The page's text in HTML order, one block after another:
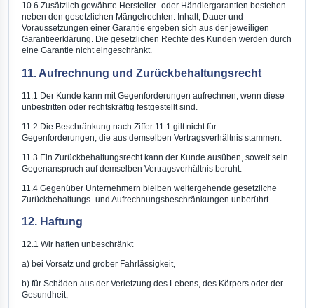
10.6 Zusätzlich gewährte Hersteller- oder Händlergarantien bestehen
neben den gesetzlichen Mängelrechten. Inhalt, Dauer und
Voraussetzungen einer Garantie ergeben sich aus der jeweiligen
Garantieerklärung. Die gesetzlichen Rechte des Kunden werden durch
eine Garantie nicht eingeschränkt.
11. Aufrechnung und Zurückbehaltungsrecht
11.1 Der Kunde kann mit Gegenforderungen aufrechnen, wenn diese
unbestritten oder rechtskräftig festgestellt sind.
11.2 Die Beschränkung nach Ziffer 11.1 gilt nicht für
Gegenforderungen, die aus demselben Vertragsverhältnis stammen.
11.3 Ein Zurückbehaltungsrecht kann der Kunde ausüben, soweit sein
Gegenanspruch auf demselben Vertragsverhältnis beruht.
11.4 Gegenüber Unternehmern bleiben weitergehende gesetzliche
Zurückbehaltungs- und Aufrechnungsbeschränkungen unberührt.
12. Haftung
12.1 Wir haften unbeschränkt
a) bei Vorsatz und grober Fahrlässigkeit,
b) für Schäden aus der Verletzung des Lebens, des Körpers oder der
Gesundheit,